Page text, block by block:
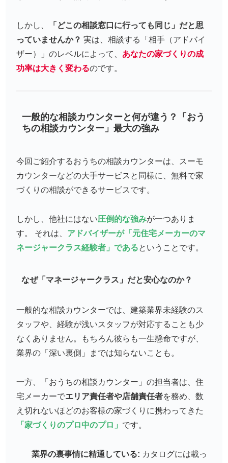
しかし、
「どこの相談窓口に行っても同じ」だと思
っていませんか？ 実は、相談する「相手（アドバイ
ザー）」のレベルによって、 あなたの家づくりの成
功率は大きく変わるのです。
一般的な相談カウンターと何が違う？「おう
ちの相談カウンター」最大の強み
今回ご紹介するおうちの相談カウンターは、スーモ
カウンターなどの大手サービスと同様に、無料で家
づくりの相談ができるサービスです。
しかし、他社にはない圧倒的な強みが一つありま
す。 それは、 アドバイザーが「元住宅メーカーのマ
ネージャークラス経験者」であるということです。
なぜ「マネージャークラス」だと安心なのか？
一般的な相談カウンターでは、建築業界未経験のス
タッフや、経験が浅いスタッフが対応することも少
なくありません。もちろん彼らも一生懸命ですが、
業界の「深い裏側」までは知らないことも。
一方、「おうちの相談カウンター」の担当者は、住
宅メーカーでエリア責任者や店舗責任者を務め、数
え切れないほどのお客様の家づくりに携わってきた
「家づくりのプロ中のプロ」 です。
業界の裏事情に精通している: カタログには載っ